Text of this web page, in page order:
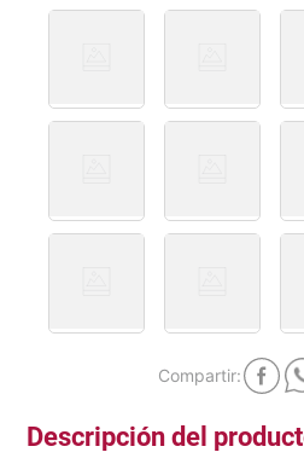
Descripción del